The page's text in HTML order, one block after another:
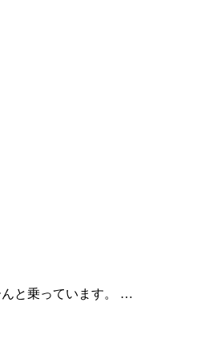
と乗っています。 …